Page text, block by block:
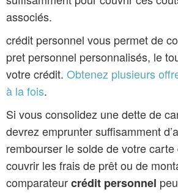
associés.
crédit personnel vous permet de
pret personnel personnalisés, le
votre crédit. Obtenez plusieurs
à la fois.
Si vous consolidez une dette de
devrez emprunter suffisamment
rembourser le solde de votre
couvrir les frais de prêt ou de
comparateurcrédit personnel